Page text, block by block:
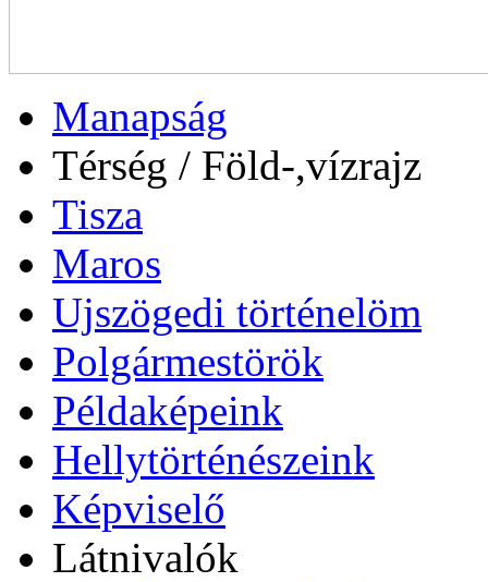
Manapság
Térség / Föld-,vízrajz
Tisza
Maros
Ujszögedi történelöm
Polgármestörök
Példaképeink
Hellytörténészeink
Képviselő
Látnivalók